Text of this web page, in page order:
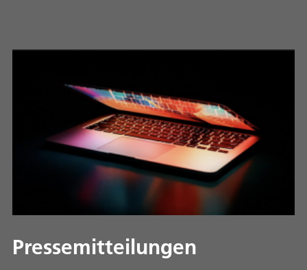
Pressemitteilungen